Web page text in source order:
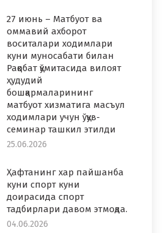
27 июнь – Матбуот ва
оммавий ахборот
воситалари ходимлари
куни муносабати билан
Рақобат қўмитасида вилоят
ҳудудий
бошқармаларининг
матбуот хизматига масъул
ходимлари учун ўқув-
семинар ташкил этилди
25.06.2026
Ҳафтанинг хар пайшанба
куни спорт куни
доирасида спорт
тадбирлари давом этмоқда.
04.06.2026